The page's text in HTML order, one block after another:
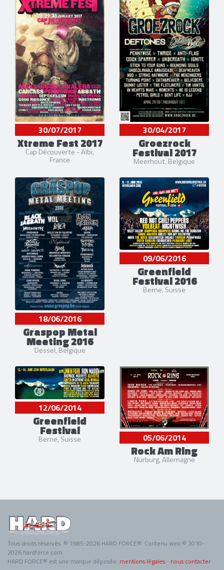
30/07/2017
Xtreme Fest 2017
Cap Découverte - Albi,
France
30/04/2017
Groezrock
Festival 2017
Meerhout, Belgique
18/06/2016
Graspop Metal
Meeting 2016
Dessel, Belgique
09/06/2016
Greenfield
Festival 2016
Berne, Suisse
12/06/2014
Greenfield
Festival
Berne, Suisse 05/06/2014
Rock Am Ring
Nürburg, Allemagne
Tous droits réservés. © 1985-2026 HARD FORCE®. Contenu web © 2010-
2026 hardforce.com
HARD FORCE® est une marque déposée. mentions légales - nous contacter